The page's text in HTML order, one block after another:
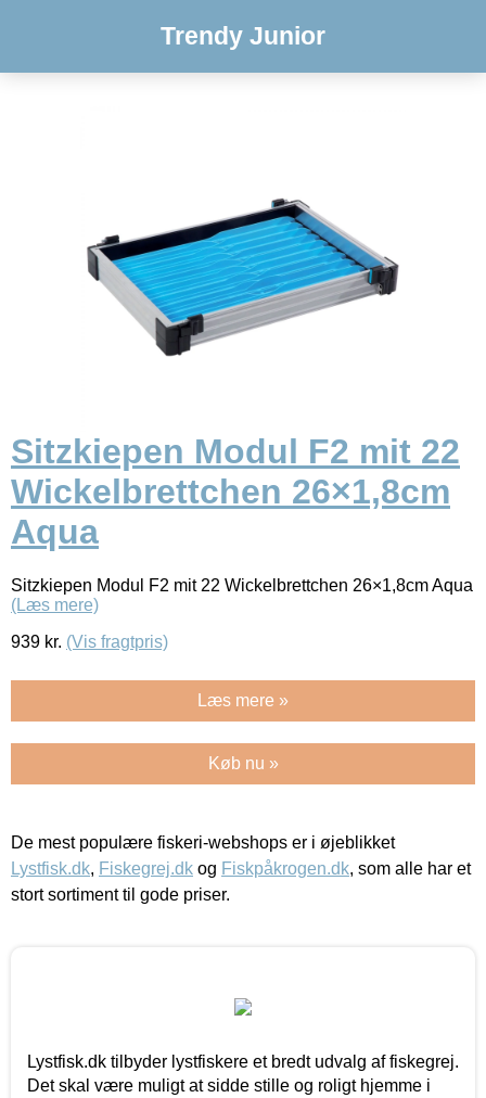
Trendy Junior
Sitzkiepen Modul F2 mit 22
Wickelbrettchen 26×1,8cm
Aqua
Sitzkiepen Modul F2 mit 22 Wickelbrettchen 26×1,8cm Aqua
(Læs mere)
939 kr. (Vis fragtpris)
Læs mere »
Køb nu »
De mest populære fiskeri-webshops er i øjeblikket
Lystfisk.dk, Fiskegrej.dk og Fiskpåkrogen.dk, som alle har et
stort sortiment til gode priser.
Lystfisk.dk tilbyder lystfiskere et bredt udvalg af fiskegrej.
Det skal være muligt at sidde stille og roligt hjemme i